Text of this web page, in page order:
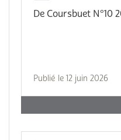
De Coursbuet N°10
Publié le 12 juin 2026